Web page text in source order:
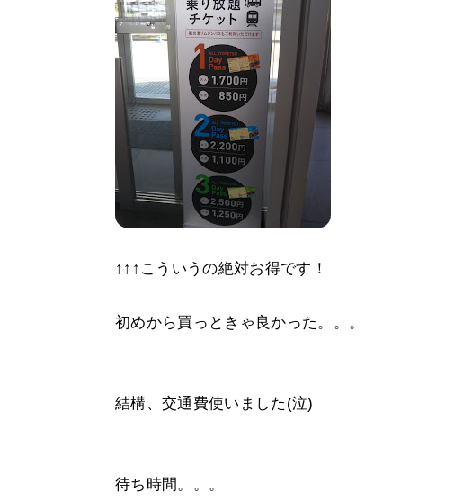
↑↑↑こういうの絶対お得です！
初めから買っときゃ良かった。。。
結構、交通費使いました(泣)
待ち時間。。。